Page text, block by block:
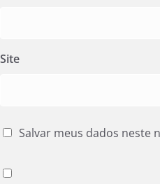
Site
Salvar meus dados neste